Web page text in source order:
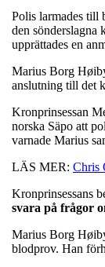
Polis larmades till
den sönderslagna
upprättades en
Marius Borg
anslutning till det
Kronprinsessan
norska Säpo att
varnade Marius
LÄS MER: Chris
Kronprinsessans
svara på frågor
Marius Borg
blodprov. Han